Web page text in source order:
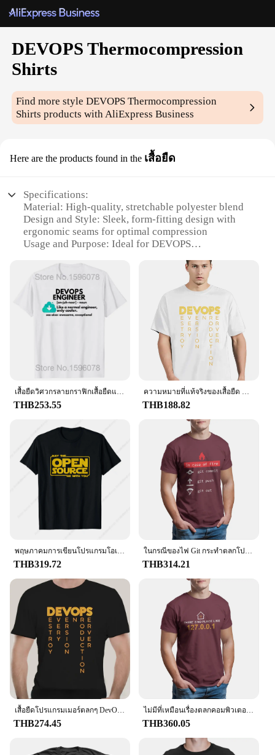
DEVOPS Thermocompression
Shirts
Find more styleDEVOPS Thermocompression
Shirts products with AliExpress Business
Here are the products found in the เสื้อยืด
Specifications:
Material: High-quality, stretchable polyester blend
Design and Style: Sleek, form-fitting design with
ergonomic seams for optimal compression
Usage and Purpose: Ideal for DEVOPS
comfort during long hours of work
Performance and Property: Thermocompression
technology to increase blood flow and reduce
muscle fatigue
Parts and Accessories: Available in sets for a
Applicable People: Suitable for men and women
involved in DEVOPS roles or similar high-intensity
occupations
Features:
**Enhanced Performance and Comfort**
engineered to provide a superior level of comfort
and performance for professionals in the field of
software development and operations. The shirts are
crafted from a premium blend of stretchable
polyester, ensuring a snug fit that moves with you as
you work. The thermocompression technology
integrated into the fabric is designed to increase
blood flow, which aids in reducing muscle fatigue
and enhancing recovery time. This makes these
shirts an indispensable addition to your work attire,
especially for those who spend long hours at their
desks or engaging in physically demanding tasks.
**Versatile and Adaptable**
Whether you're working in a fast-paced
environment or participating in outdoor activities,
these shirts are versatile enough to keep up with
your lifestyle. The sleek, form-fitting design is not
only stylish but also functional, allowing for a full
range of motion without compromising on comfort.
The shirts are available in sets, making it easy to
build a coordinated wardrobe that meets your
professional and casual needs. Whether you're
looking for a set of shirts to wear to work or a
complete wardrobe solution, the DEVOPS
Thermocompression Shirts are the perfect choice
for those who value both style and performance.
เสื้อยืดวิศวกรลายกราฟิกเสื้อยืดแขนสั้นสำหรับ kado ulang tahun ฤดูร้อนเสื้อผ้าแนวสตรีทผ้าฝ้ายกราฟิกคำจำกัดความวิศวกร
THB253.55
ความหมายที่แท้จริงของเสื้อยืด DevOps เสื้อยืดนักเขียนโปรแกรมเด็กเรียนคอมพิวเตอร์เหน็บแนมตลกๆเสื้อยืดสุดน่ารักสุดเจ๋ง
THB188.82
พฤษภาคมการเขียนโปรแกรมโอเพนซอร์สซอฟต์แวร์ DevOps ตลกลินุกซ์จาวาเสื้อยืด
THB319.72
ในกรณีของไฟ Git กระทำตลกโปรแกรมเมอร์ DevOps เครือข่าย sysadmin geek เสื้อยืดสำหรับผู้ชาย100% เสื้อยืดพิมพ์ลายผ้าฝ้าย
THB314.21
เสื้อยืดโปรแกรมเมอร์ตลกๆ DevOps DevOps-ความหมายที่แท้จริงของ DevOps TEE DevOps คอมพิวเตอร์ nerd geek โปรแกรมเมอร์เสื้อเสียดสี
THB274.45
ไม่มีที่เหมือนเรื่องตลกคอมพิวเตอร์127.0.0สำหรับโปรแกรมเมอร์ DevOps Network sysadmin geek เสื้อยืด100% สำหรับผู้ชาย
THB360.05